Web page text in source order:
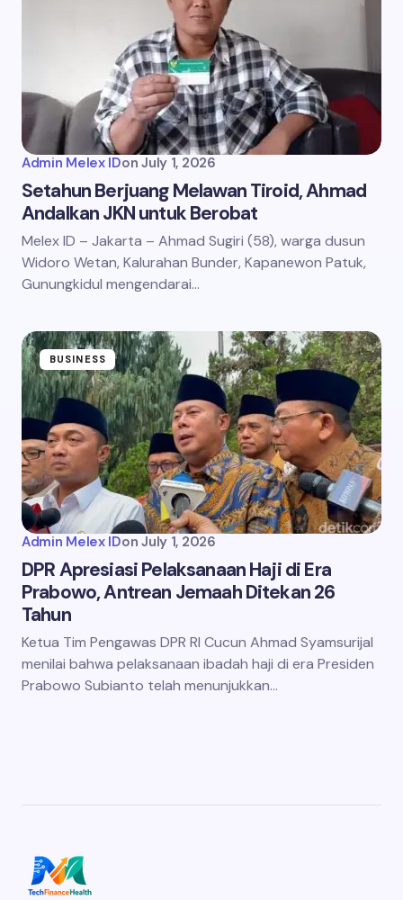
Admin Melex IDon July 1, 2026
Setahun Berjuang Melawan Tiroid, Ahmad
Andalkan JKN untuk Berobat
Melex ID – Jakarta – Ahmad Sugiri (58), warga dusun
Widoro Wetan, Kalurahan Bunder, Kapanewon Patuk,
Gunungkidul mengendarai…
BUSINESS
Admin Melex IDon July 1, 2026
DPR Apresiasi Pelaksanaan Haji di Era
Prabowo, Antrean Jemaah Ditekan 26
Tahun
Ketua Tim Pengawas DPR RI Cucun Ahmad Syamsurijal
menilai bahwa pelaksanaan ibadah haji di era Presiden
Prabowo Subianto telah menunjukkan…